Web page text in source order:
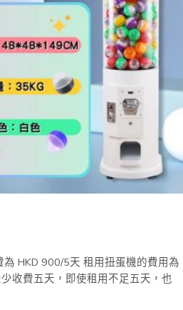
HKD 900/5天 租用扭蛋機的費用為
收費五天，即使租用不足五天，也